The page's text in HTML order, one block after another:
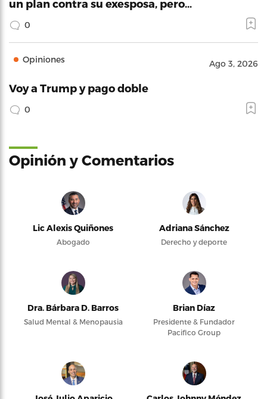
un plan contra su exesposa, pero…
0
Opiniones Ago 3, 2026
Voy a Trump y pago doble
0
Opinión y Comentarios
Lic Alexis Quiñones
Abogado
Adriana Sánchez
Derecho y deporte
Dra. Bárbara D. Barros
Salud Mental & Menopausia
Brian Díaz
Presidente & Fundador
Pacifico Group